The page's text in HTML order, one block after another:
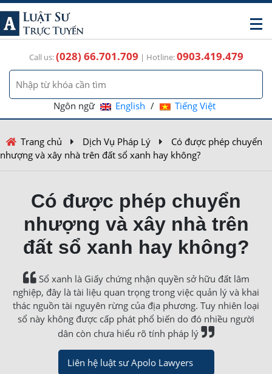
Call us:(028) 66.701.709 | Hotline:0903.419.479
Ngôn ngữ English / Tiếng Việt
Trang chủ Dịch Vụ Pháp Lý
Có được phép chuyển
nhượng và xây nhà trên đất sổ xanh hay không?
Có được phép chuyển
nhượng và xây nhà trên
đất sổ xanh hay không?
Sổ xanh là Giấy chứng nhận quyền sở hữu đất lâm
nghiệp, đây là tài liệu quan trọng trong việc quản lý và khai
thác nguồn tài nguyên rừng của địa phương. Tuy nhiên loại
sổ này không được cấp phát phổ biến do đó nhiều người
dân còn chưa hiểu rõ tính pháp lý
Liên hệ luật sư Apolo Lawyers